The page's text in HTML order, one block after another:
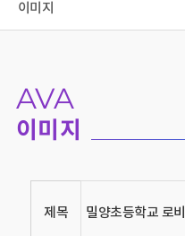
이미지
AVA
이미지
제목 밀양초등학교 로비